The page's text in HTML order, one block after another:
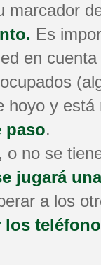
marcador
Es
en
hoyo y
paso.
o no se
jugará
a los
los